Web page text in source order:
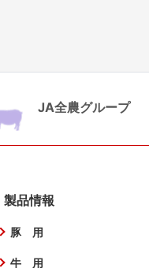
JA全農グループ
製品情報
豚 用
牛 用